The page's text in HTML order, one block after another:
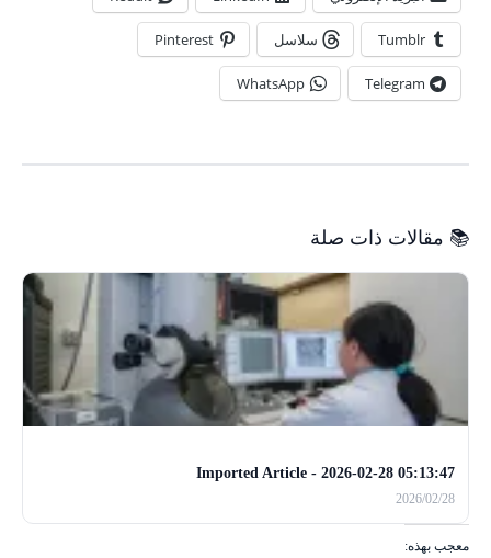
Tumblr سلاسل Pinterest
Telegram
WhatsApp
📚 مقالات ذات صلة
Imported Article - 2026-02-28 05:13:47
2026/02/28
معجب بهذه: